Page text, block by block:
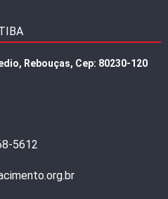
Rebouças, Cep: 80230-120
5612